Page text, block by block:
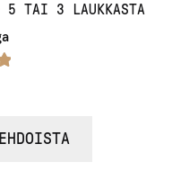
5 TAI 3 LAUKKASTA